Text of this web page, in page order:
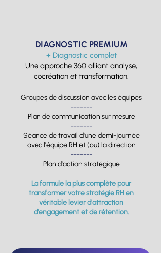
DIAGNOSTIC PREMIUM
+ Diagnostic complet
Une approche 360 alliant analyse,
cocréation et transformation.
Groupes de discussion avec les équipes
-------
Plan de communication sur mesure
-------
Séance de travail d'une demi-journée
avec l'équipe RH et (ou) la direction
-------
Plan d'action stratégique
La formule la plus complète pour
transformer votre stratégie RH en
véritable levier d'attraction
d'engagement et de rétention.